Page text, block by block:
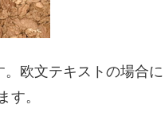
欧文テキストの場合に
す。